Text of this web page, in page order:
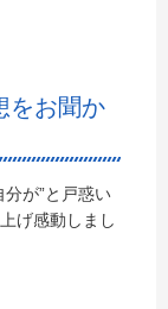
をお聞か
が”と戸惑い
げ感動しまし